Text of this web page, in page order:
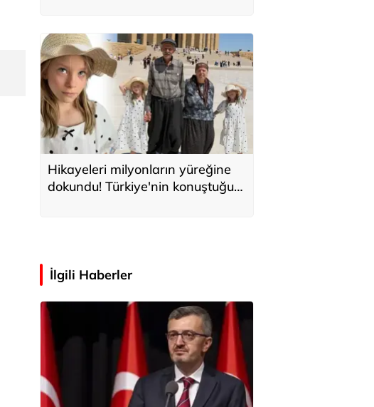
Hikayeleri milyonların yüreğine
dokundu! Türkiye'nin konuştuğu
İlgili Haberler